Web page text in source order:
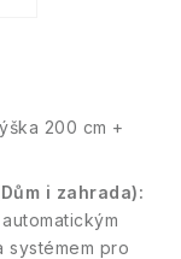
200 cm +
i zahrada):
systémem pro